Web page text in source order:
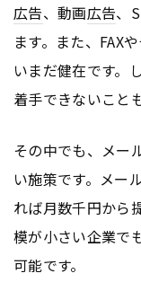
広告、動画広告、
ます。また、FAX
いまだ健在です。
着手できないこと
その中でも、メー
い施策です。メー
れば月数千円から
模が小さい企業で
可能です。